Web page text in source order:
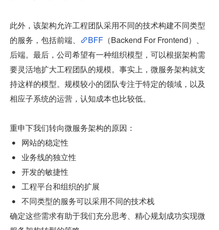
此外，该架构允许工程团队采用不同的技术构建不同类型
的服务，包括前端、
BFF （Backend For Frontend）、
后端。最后，公司希望有一种组织模型，可以根据架构需
要灵活地扩大工程团队的规模。事实上，微服务架构就支
持这样的模型。规模较小的团队专注于特定的领域，以及
相应子系统的运营，认知成本也比较低。
重申下我们转向微服务架构的原因：
网站的稳定性
业务线的独立性
开发的敏捷性
工程平台和组织的扩展
不同类型的服务可以采用不同的技术栈
确定这些需求有助于我们充分思考、精心规划成功实现微